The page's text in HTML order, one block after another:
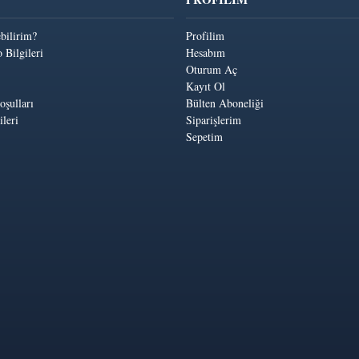
Bilgileri
Profilim
Hesabım
Oturum Aç
Kayıt Ol
Bülten Aboneliği
Siparişlerim
Sepetim